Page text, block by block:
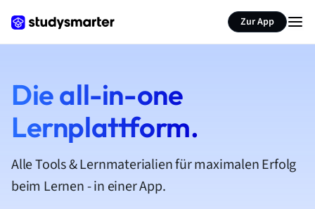
Zur App
Die all-in-one
Lernplattform.
Alle Tools & Lernmaterialien für maximalen Erfolg
beim Lernen - in einer App.